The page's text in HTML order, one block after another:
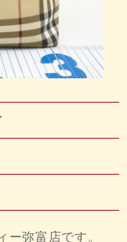
ー弥富店です。